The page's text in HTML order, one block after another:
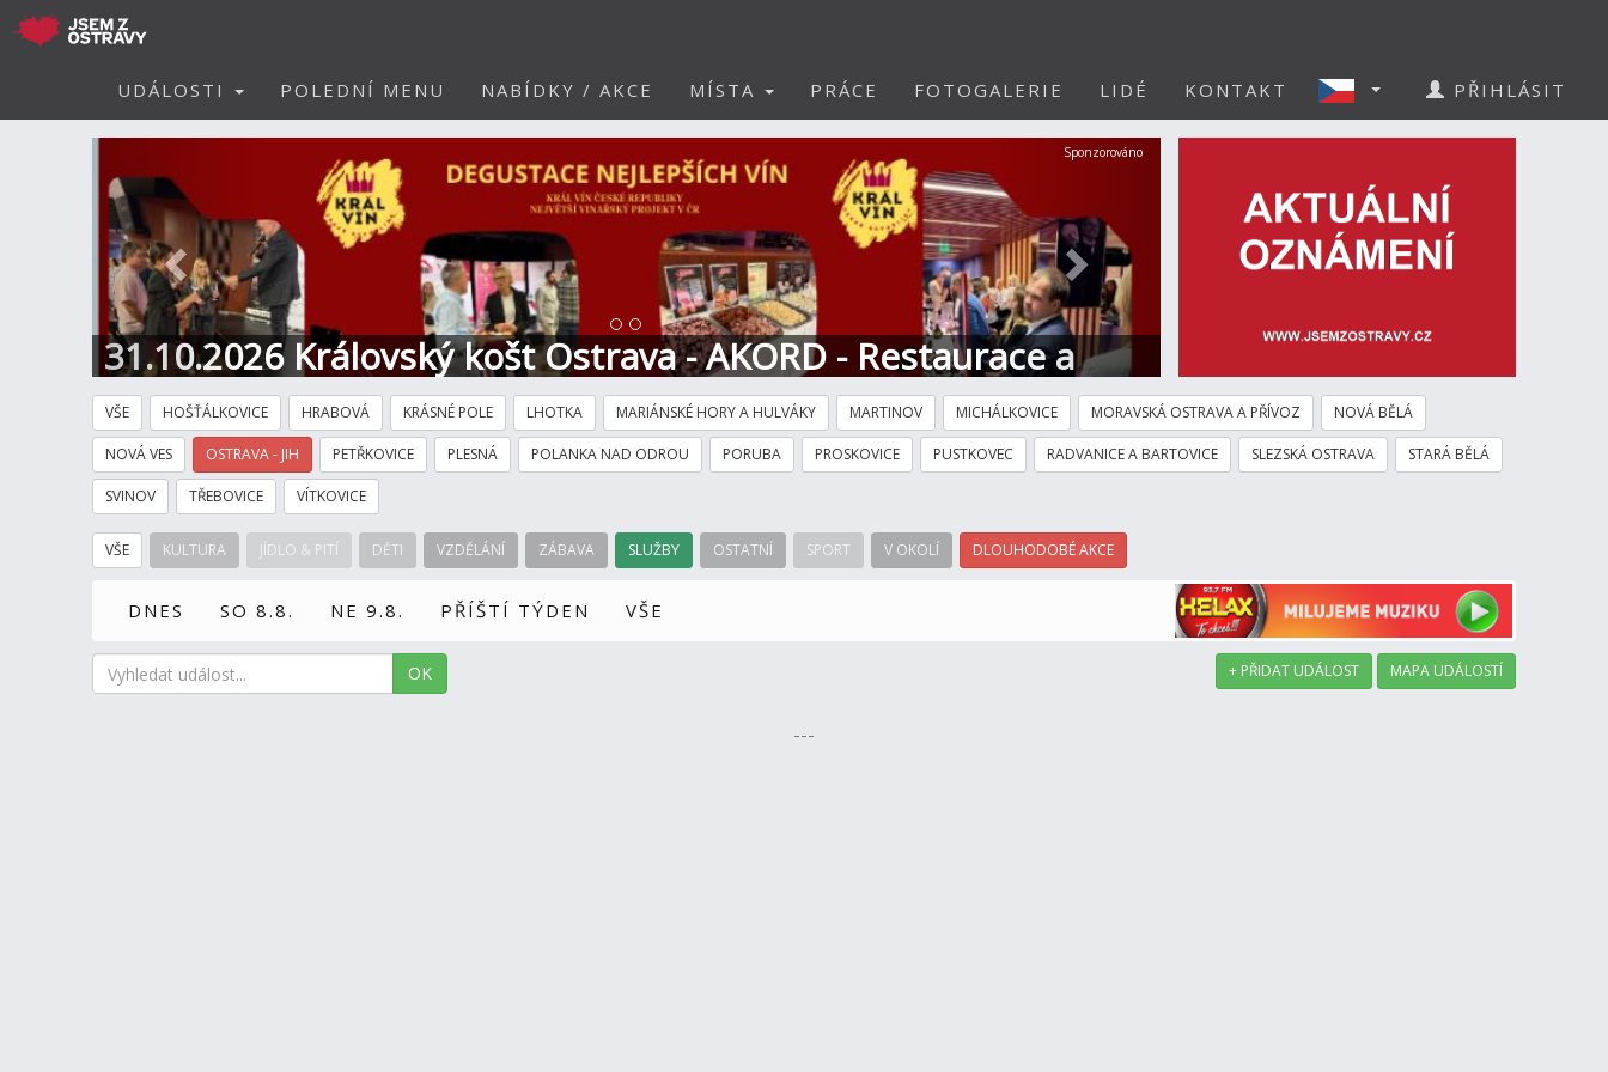
UDÁLOSTI POLEDNÍ MENU NABÍDKY / AKCE MÍSTA PRÁCE FOTOGALERIE LIDÉ KONTAKT PŘIHLÁSIT
31.10.2026 Královský košt Ostrava - AKORD - Restaurace a
Hotel
Další
Sponzorováno
VŠE HOŠŤÁLKOVICE HRABOVÁ KRÁSNÉ POLE LHOTKA MARIÁNSKÉ HORY A HULVÁKY MARTINOV MICHÁLKOVICE MORAVSKÁ OSTRAVA A PŘÍVOZ NOVÁ BĚLÁ
NOVÁ VES OSTRAVA - JIH PETŘKOVICE PLESNÁ POLANKA NAD ODROU PORUBA PROSKOVICE PUSTKOVEC RADVANICE A BARTOVICE SLEZSKÁ OSTRAVA STARÁ BĚLÁ
SVINOV TŘEBOVICE VÍTKOVICE
VŠE KULTURA JÍDLO & PITÍ DĚTI VZDĚLÁNÍ ZÁBAVA SLUŽBY OSTATNÍ SPORT V OKOLÍ DLOUHODOBÉ AKCE
DNES SO 8.8. NE 9.8. PŘÍŠTÍ TÝDEN VŠE
OK + PŘIDAT UDÁLOST MAPA UDÁLOSTÍ
---